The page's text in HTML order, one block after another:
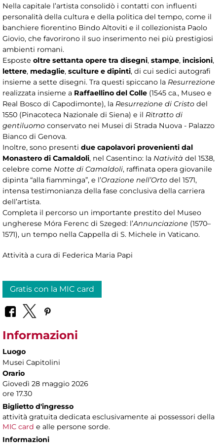
Nella capitale l’artista consolidò i contatti con influenti
personalità della cultura e della politica del tempo, come il
banchiere fiorentino Bindo Altoviti e il collezionista Paolo
Giovio, che favorirono il suo inserimento nei più prestigiosi
ambienti romani.
Esposte oltre settanta opere tra disegni, stampe, incisioni,
lettere, medaglie, sculture e dipinti, di cui sedici autografi
insieme a sette disegni. Tra questi spiccano la Resurrezione
realizzata insieme a Raffaellino del Colle (1545 ca., Museo e
Real Bosco di Capodimonte), la Resurrezione di Cristo del
1550 (Pinacoteca Nazionale di Siena) e il Ritratto di
gentiluomo conservato nei Musei di Strada Nuova - Palazzo
Bianco di Genova.
Inoltre, sono presenti due capolavori provenienti dal
Monastero di Camaldoli, nel Casentino: la Natività del 1538,
celebre come Notte di Camaldoli, raffinata opera giovanile
dipinta “alla fiamminga”, e l’Orazione nell’Orto del 1571,
intensa testimonianza della fase conclusiva della carriera
dell’artista.
Completa il percorso un importante prestito del Museo
ungherese Móra Ferenc di Szeged: l’Annunciazione (1570–
1571), un tempo nella Cappella di S. Michele in Vaticano.
Attività a cura di Federica Maria Papi
Gratis con la MIC card
Informazioni
Luogo
Musei Capitolini
Orario
Giovedì 28 maggio 2026
ore 17.30
Biglietto d'ingresso
attività gratuita dedicata esclusivamente ai possessori della
MIC card e alle persone sorde.
Informazioni